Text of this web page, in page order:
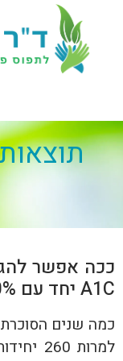
A1C יחד עם 90% הפחתה בכמות האינסולין